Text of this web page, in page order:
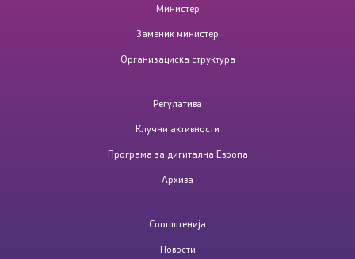
Министер
Заменик министер
Организациска структура
Регулатива
Клучни активности
Програма за дигитална Европа
Архива
Соопштенија
Новости